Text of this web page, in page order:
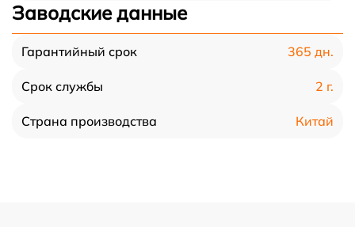
Заводские данные
Гарантийный срок 365 дн.
Срок службы 2 г.
Страна производства Китай